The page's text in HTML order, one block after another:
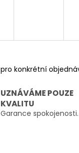
konkrétní
UZNÁVÁME POUZE
KVALITU
Garance spokojenosti.